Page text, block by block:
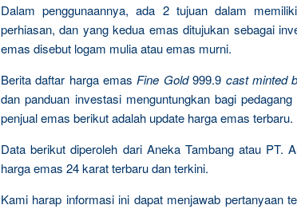
Dalam penggunaannya, ada 2 tujuan dalam
perhiasan, dan yang kedua emas ditujukan sebagai
emas disebut logam mulia atau emas murni.
Berita daftar harga emas Fine Gold999.9 cast minted
dan panduan investasi menguntungkan bagi
penjual emas berikut adalah update harga emas terbaru.
Data berikut diperoleh dari Aneka Tambang atau PT.
harga emas 24 karat terbaru dan terkini.
Kami harap informasi ini dapat menjawab pertanyaan